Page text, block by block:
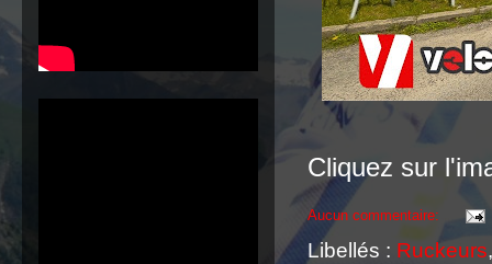
Cliquez sur
Aucun commentaire:
Libellés : Ruckeurs